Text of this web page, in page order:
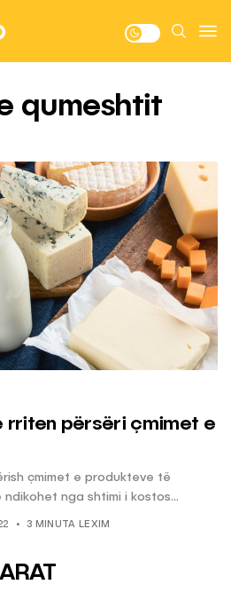
qumeshtit
rriten përsëri çmimet e
çmimet e produkteve të
nga shtimi i kostos...
3 MINUTA LEXIM